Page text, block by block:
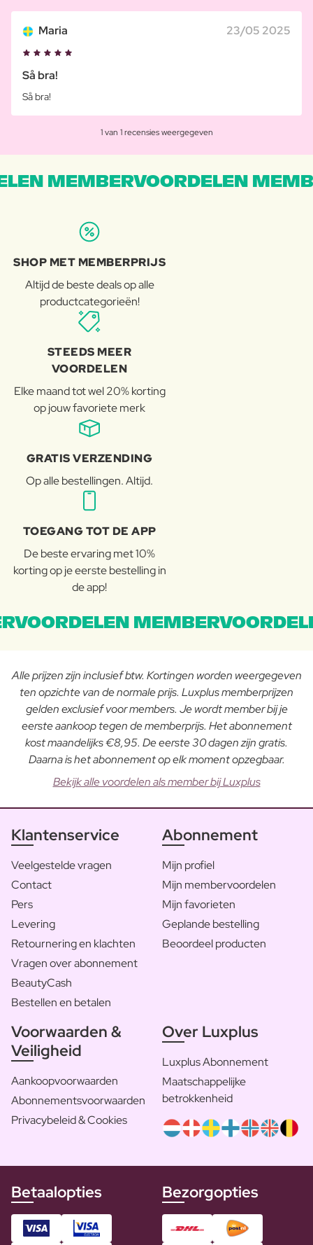
Maria 23/05 2025
Så bra!
Så bra!
1 van 1 recensies weergegeven
MEMBERVOORDELEN
SHOP MET MEMBERPRIJS
Altijd de beste deals op alle
productcategorieën!
STEEDS MEER
VOORDELEN
Elke maand tot wel 20% korting
op jouw favoriete merk
GRATIS VERZENDING
Op alle bestellingen. Altijd.
TOEGANG TOT DE APP
De beste ervaring met 10%
korting op je eerste bestelling in
de app!
Alle prijzen zijn inclusief btw. Kortingen worden weergegeven
ten opzichte van de normale prijs. Luxplus memberprijzen
gelden exclusief voor members. Je wordt member bij je
eerste aankoop tegen de memberprijs. Het abonnement
kost maandelijks €8,95. De eerste 30 dagen zijn gratis.
Daarna is het abonnement op elk moment opzegbaar.
Bekijk alle voordelen als member bij Luxplus
Klantenservice
Veelgestelde vragen
Contact
Pers
Levering
Retournering en klachten
Vragen over abonnement
BeautyCash
Bestellen en betalen
Abonnement
Mijn profiel
Mijn membervoordelen
Mijn favorieten
Geplande bestelling
Beoordeel producten
Voorwaarden &
Veiligheid
Aankoopvoorwaarden
Abonnementsvoorwaarden
Privacybeleid & Cookies
Over Luxplus
Luxplus Abonnement
Maatschappelijke
betrokkenheid
Betaalopties Bezorgopties